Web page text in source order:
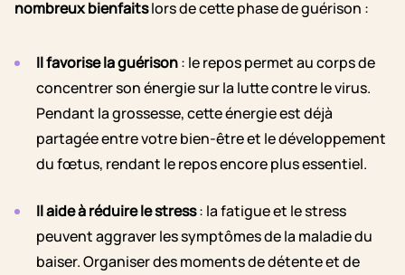
nombreux bienfaitslors de cette phase de guérison :
Il favorise la guérison: le repos permet au corps de
concentrer son énergie sur la lutte contre le virus.
Pendant la grossesse, cette énergie est déjà
partagée entre votre bien-être et le développement
du fœtus, rendant le repos encore plus essentiel.
Il aide à réduire le stress: la fatigue et le stress
peuvent aggraver les symptômes de la maladie du
baiser. Organiser des moments de détente et de